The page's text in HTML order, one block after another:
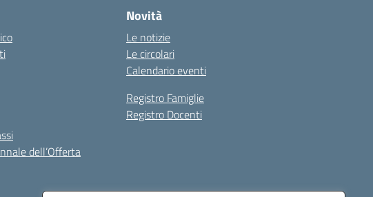
dell’Offerta
Novità
Le notizie
Le circolari
Calendario eventi
Registro Famiglie
Registro Docenti